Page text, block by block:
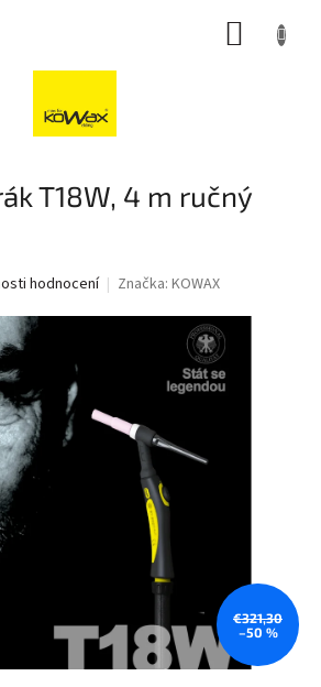
T18W, 4 m ručný
hodnocení Značka: KOWAX
€321,30
–50 %